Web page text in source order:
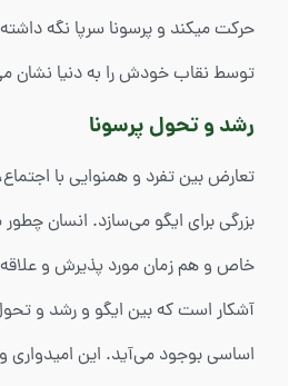
حرکت میکند و پرسونا سرپا نگه
توسط نقاب خودش را به دنیا نشان
رشد و تحول پرسونا
تعارض بین تفرد و همنوایی با
بزرگی برای ایگو می‌سازد. انسان چطور
خاص و هم زمان مورد پذیرش و
آشکار است که بین ایگو و رشد و
اساسی بوجود می‌آید. این امیدواری